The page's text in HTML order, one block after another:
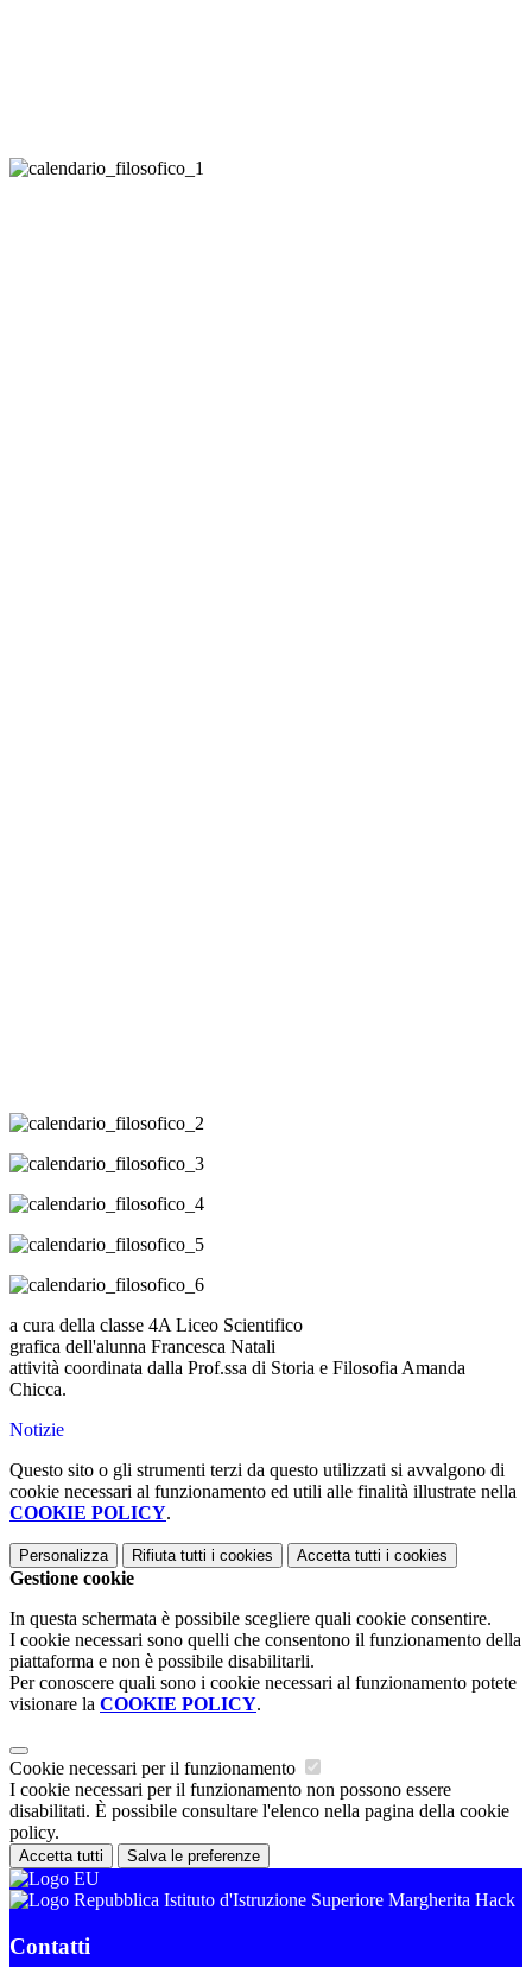
a cura della classe 4A Liceo Scientifico
grafica dell'alunna Francesca Natali
attività coordinata dalla Prof.ssa di Storia e Filosofia Amanda
Chicca.
Notizie
Questo sito o gli strumenti terzi da questo utilizzati si avvalgono di
cookie necessari al funzionamento ed utili alle finalità illustrate nella
COOKIE POLICY.
Personalizza Rifiuta tutti i cookies Accetta tutti i cookies
Gestione cookie
In questa schermata è possibile scegliere quali cookie consentire.
I cookie necessari sono quelli che consentono il funzionamento della
piattaforma e non è possibile disabilitarli.
Per conoscere quali sono i cookie necessari al funzionamento potete
visionare la COOKIE POLICY.
Cookie necessari per il funzionamento
I cookie necessari per il funzionamento non possono essere
disabilitati. È possibile consultare l'elenco nella pagina della cookie
policy.
Accetta tutti Salva le preferenze
Istituto d'Istruzione Superiore Margherita Hack
Contatti